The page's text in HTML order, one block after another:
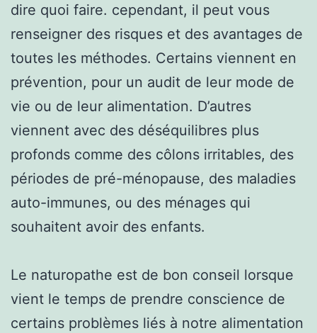
dire quoi faire. cependant, il peut vous
renseigner des risques et des avantages de
toutes les méthodes. Certains viennent en
prévention, pour un audit de leur mode de
vie ou de leur alimentation. D’autres
viennent avec des déséquilibres plus
profonds comme des côlons irritables, des
périodes de pré-ménopause, des maladies
auto-immunes, ou des ménages qui
souhaitent avoir des enfants.
Le naturopathe est de bon conseil lorsque
vient le temps de prendre conscience de
certains problèmes liés à notre alimentation